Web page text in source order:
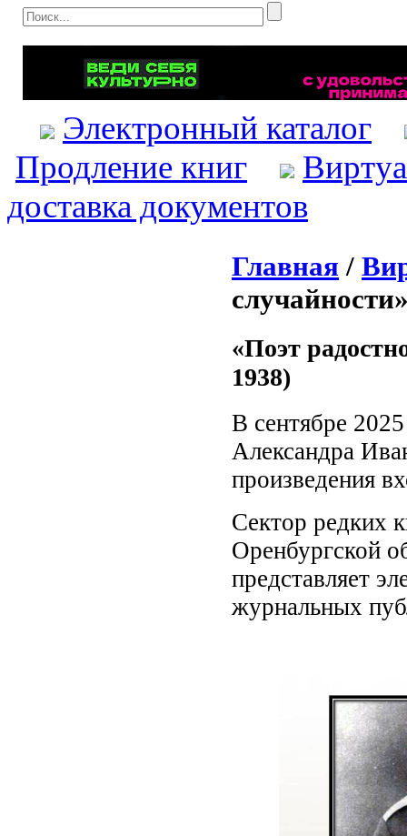
Электронный каталог
Продление книг
доставка документов
Главная /
«Поэт
1938)
В сентябре
Александра
произведения
Сектор редких
Оренбургской
представляет
журнальных